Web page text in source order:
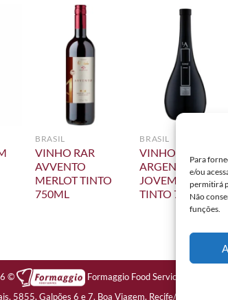
Para
e/ou
permitirá
Não
funções.
BRASIL
VINHO RAR
AVVENTO
MERLOT TINTO
750ML
BRASIL
VINHO LUIZ
ARGENTA LA
JOVEM SHIRAZ
TINTO 750ML
©
Formaggio Food Service
5855, Galpões 6 e 7. Boa Viagem, Recife/PE - CEP: